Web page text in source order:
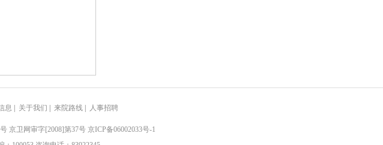
息 关于我们 来院路线 人事招聘
京卫网审字[2008]第37号 京ICP备06002033号-1